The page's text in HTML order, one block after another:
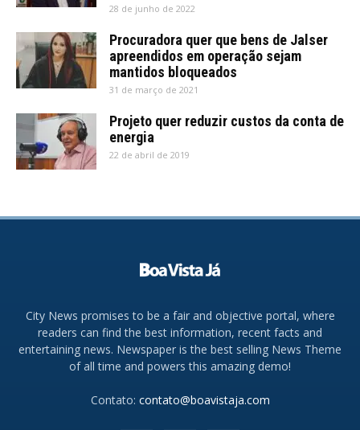
28 de junho de 2022
Procuradora quer que bens de Jalser
apreendidos em operação sejam
mantidos bloqueados
31 de março de 2021
Projeto quer reduzir custos da conta de
energia
22 de abril de 2019
City News promises to be a fair and objective portal, where
readers can find the best information, recent facts and
entertaining news. Newspaper is the best selling News Theme
of all time and powers this amazing demo!
Contato: contato@boavistaja.com